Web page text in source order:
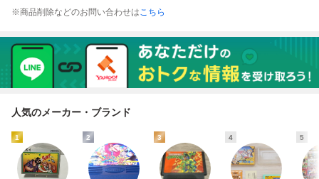
※商品削除などのお問い合わせはこちら
人気のメーカー・ブランド
1 2 3 4 5